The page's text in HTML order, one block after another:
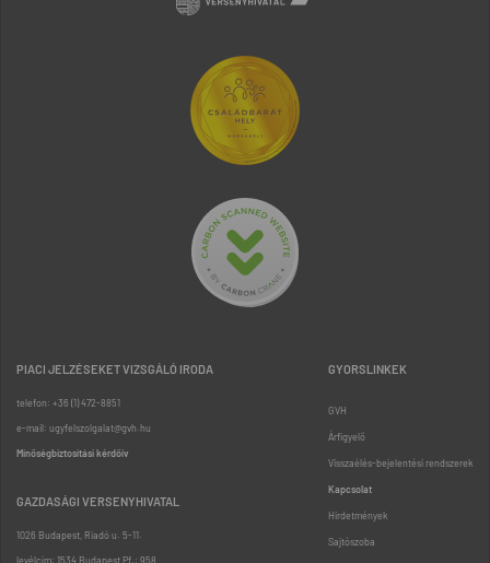
PIACI JELZÉSEKET VIZSGÁLÓ IRODA
telefon: +36 (1) 472-8851
e-mail: ugyfelszolgalat@gvh.hu
Minőségbiztosítási kérdőív
GAZDASÁGI VERSENYHIVATAL
1026 Budapest, Riadó u. 5-11.
GYORSLINKEK
GVH
Árfigyelő
Visszaélés-bejelentési rendszerek
Kapcsolat
Hirdetmények
Sajtószoba